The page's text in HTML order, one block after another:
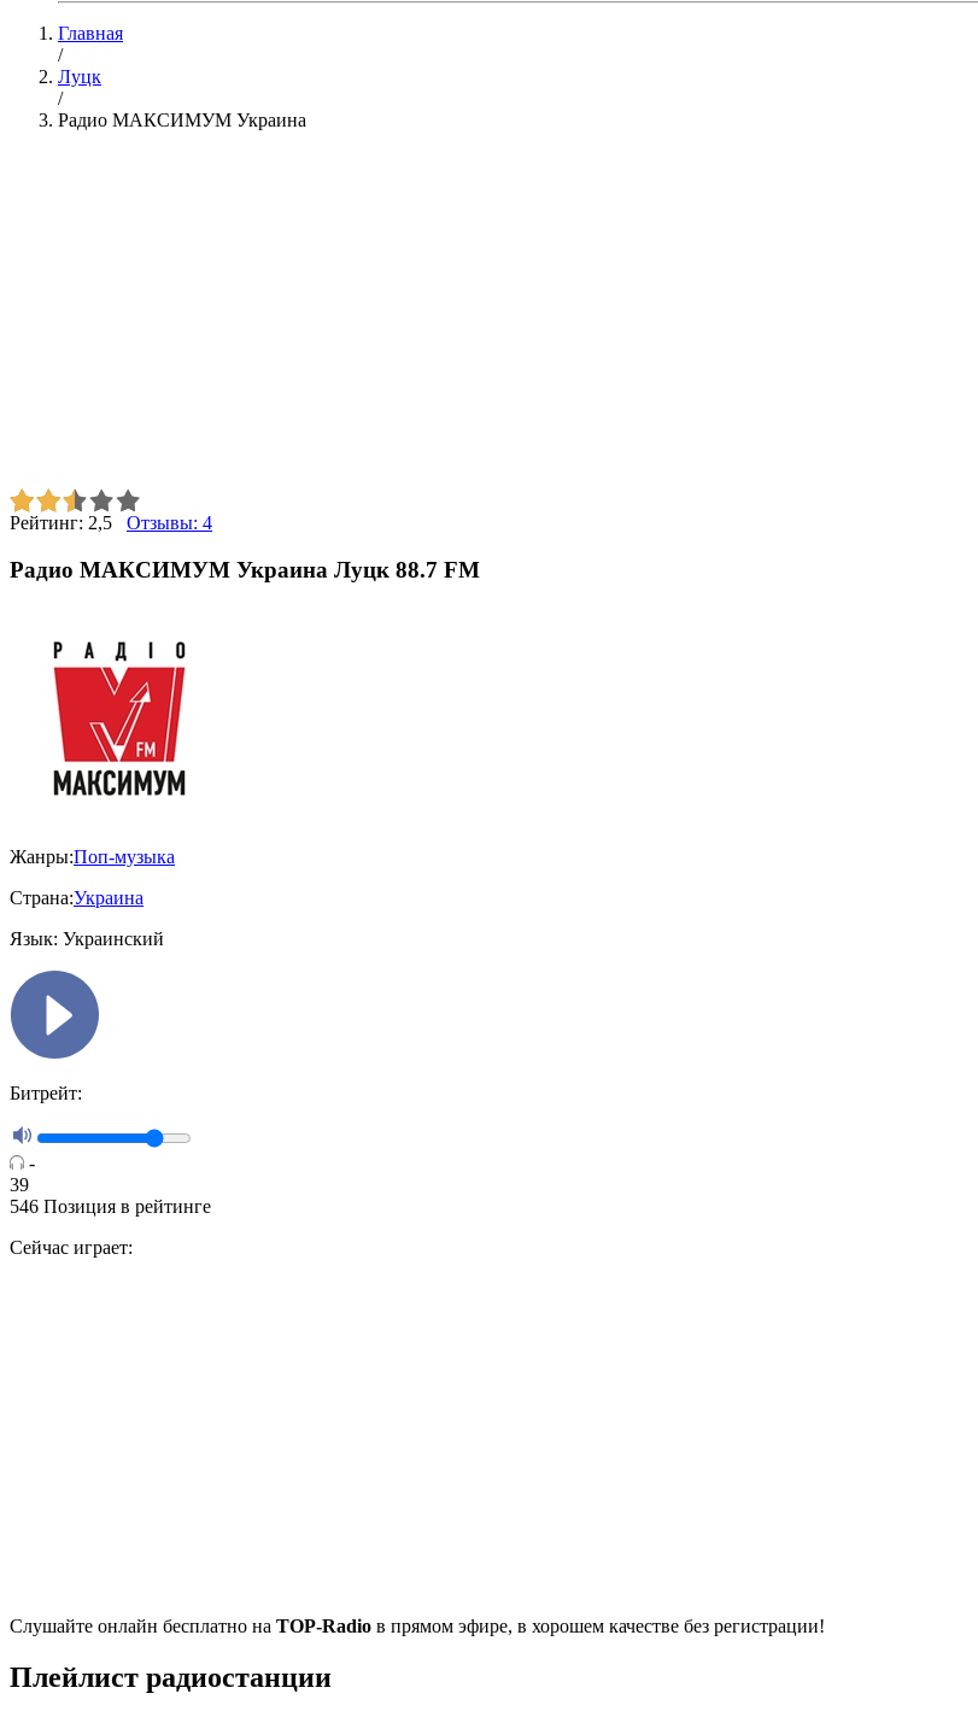
Главная
/
Луцк
/
Радио МАКСИМУМ Украина
Рейтинг: 2,5 Отзывы: 4
Радио МАКСИМУМ Украина Луцк 88.7 FM
Жанры:Поп-музыка
Страна:Украина
Язык: Украинский
Битрейт:
-
39
546 Позиция в рейтинге
Сейчас играет:
Cлушайте онлайн бесплатно на TOP-Radio в прямом эфире, в хорошем качестве без регистрации!
Плейлист радиостанции